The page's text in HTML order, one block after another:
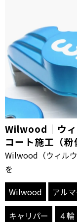
Wilwood｜ウィ
コート施工（粉
Wilwood（ウィル
を
Wilwood
アル
キャリパー
４輪